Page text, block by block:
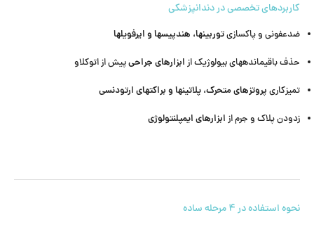
کاربردهای تخصصی در دندانپزشکی
ضدعفونی و پاکسازیتوربینها، هندپیسها و ایرفویلها
حذف باقیماندههای بیولوژیک از ابزارهای جراحیپیش از اتوکلاو
تمیزکاری پروتزهای متحرک، پلاتینها و براکتهای ارتودنسی
زدودن پلاک و جرم از ابزارهای ایمپلنتولوژی
نحوه استفاده در ۴ مرحله ساده